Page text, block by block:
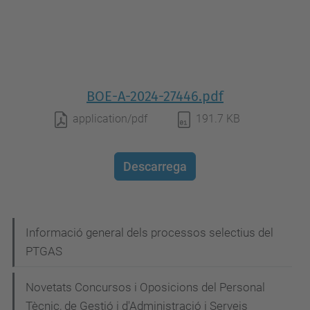
BOE-A-2024-27446.pdf
application/pdf 191.7 KB
Descarrega
Informació general dels processos selectius del
PTGAS
Novetats Concursos i Oposicions del Personal
Tècnic, de Gestió i d'Administració i Serveis